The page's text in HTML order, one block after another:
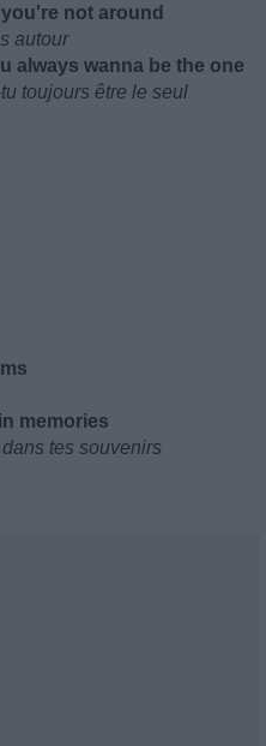
not around
autour
always wanna be the one
toujours être le seul
memories
tes souvenirs